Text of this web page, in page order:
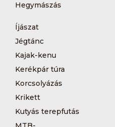
Hegymászás
Íjászat
Jégtánc
Kajak-kenu
Kerékpár túra
Korcsolyázás
Krikett
Kutyás terepfutás